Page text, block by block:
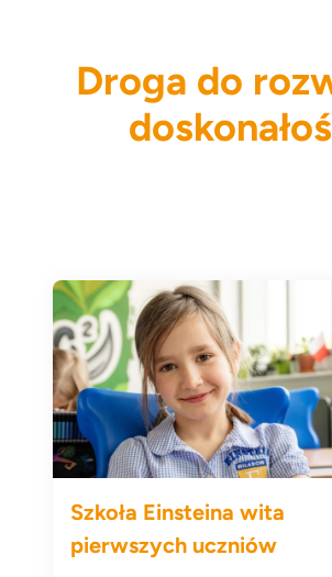
Droga do
Szkoła Einsteina wita
pierwszych uczniów